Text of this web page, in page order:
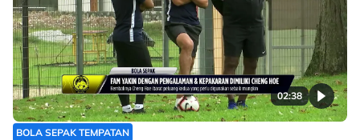
02:38
BOLA SEPAK TEMPATAN